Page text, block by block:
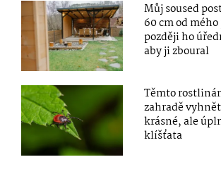
Můj soused
60 cm od
později ho
aby ji zboural
Těmto
zahradě
krásné, ale
klíšťata